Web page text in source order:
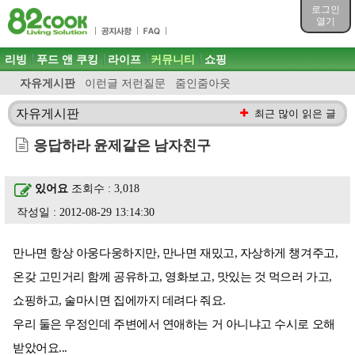
로그인
열기
목차
주메뉴 바로가기
컨텐츠 바로가기
검색 바로가기
로그인 바로가기
주메뉴
리빙 푸드 앤 쿠킹 라이프 커뮤니티
자유게시판 이런글 저런질문 줌인줌아웃
쇼핑
자유게시판 최근 많이 읽은 글
응답하라 윤제같은 남자친구
있어요 조회수 : 3,018
작성일 : 2012-08-29 13:14:30
만나면 항상 아웅다웅하지만, 만나면 재밌고, 자상하게 챙겨주고,
온갖 고민거리 함께 공유하고, 영화보고, 맛있는 것 먹으러 가고,
쇼핑하고, 술마시면 집에까지 데려다 줘요.
우리 둘은 우정인데 주변에서 연애하는 거 아니냐고 수시로 오해
받았어요...